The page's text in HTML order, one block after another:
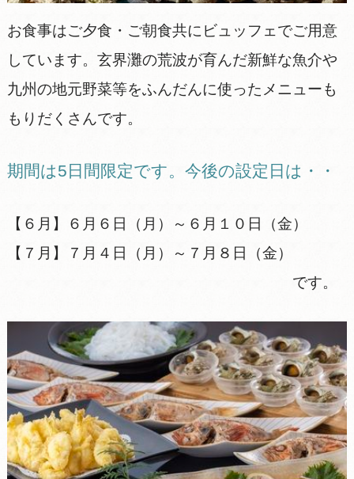
お食事はご夕食・ご朝食共にビュッフェでご用意
しています。玄界灘の荒波が育んだ新鮮な魚介や
九州の地元野菜等をふんだんに使ったメニューも
もりだくさんです。
期間は5日間限定です。今後の設定日は・・
【６月】６月６日（月）～６月１０日（金）
【７月】７月４日（月）～７月８日（金）
です。